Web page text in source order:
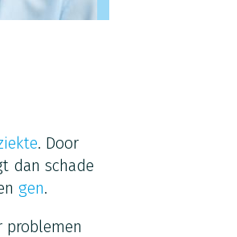
. Door
dan schade
gen.
problemen